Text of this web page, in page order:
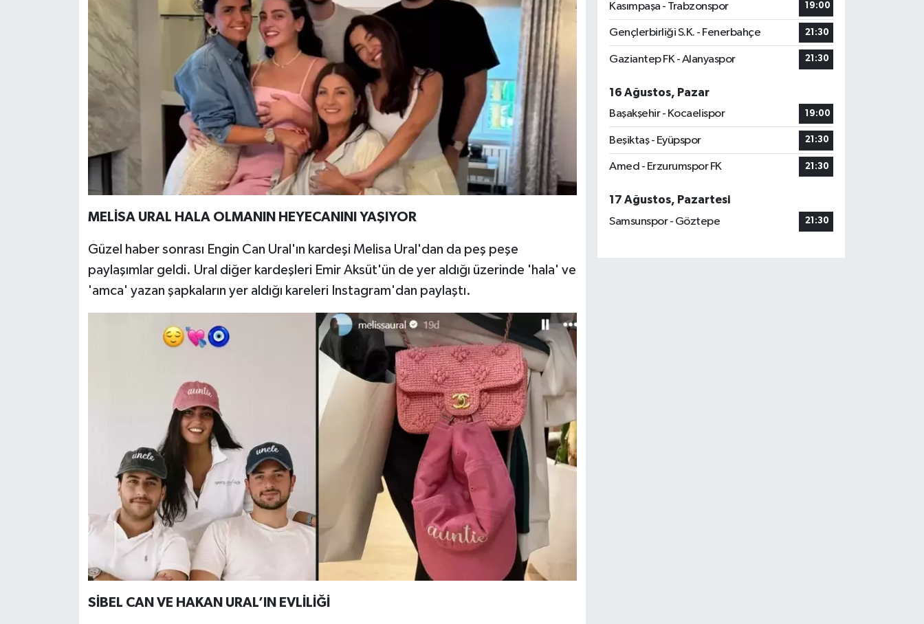
MELİSA URAL HALA OLMANIN HEYECANINI YAŞIYOR
Güzel haber sonrası Engin Can Ural'ın kardeşi Melisa Ural'dan da peş peşe
paylaşımlar geldi. Ural diğer kardeşleri Emir Aksüt'ün de yer aldığı üzerinde 'hala' ve
'amca' yazan şapkaların yer aldığı kareleri Instagram'dan paylaştı.
SİBEL CAN VE HAKAN URAL’IN EVLİLİĞİ
Kasımpaşa - Trabzonspor 19:00
Gençlerbirliği S.K. - Fenerbahçe 21:30
Gaziantep FK - Alanyaspor 21:30
16 Ağustos, Pazar
Başakşehir - Kocaelispor
19:00
Beşiktaş - Eyüpspor 21:30
Amed - Erzurumspor FK 21:30
17 Ağustos, Pazartesi
Samsunspor - Göztepe
21:30